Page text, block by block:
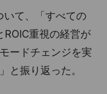
て、「すべての
ROIC重視の経営が
ードチェンジを実
と振り返った。